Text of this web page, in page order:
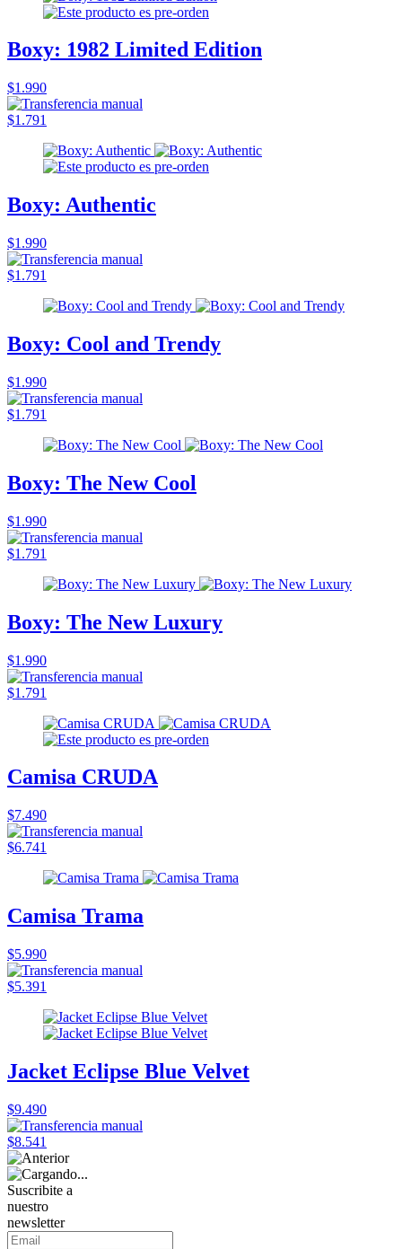
Boxy: 1982 Limited Edition
$1.990
$1.791
Boxy: Authentic
$1.990
$1.791
Boxy: Cool and Trendy
$1.990
$1.791
Boxy: The New Cool
$1.990
$1.791
Boxy: The New Luxury
$1.990
$1.791
Camisa CRUDA
$7.490
$6.741
Camisa Trama
$5.990
$5.391
Jacket Eclipse Blue Velvet
$9.490
$8.541
Suscribite a
nuestro
newsletter